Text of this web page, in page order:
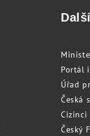
Portál
Úřad
Česká
Cizinci
Český